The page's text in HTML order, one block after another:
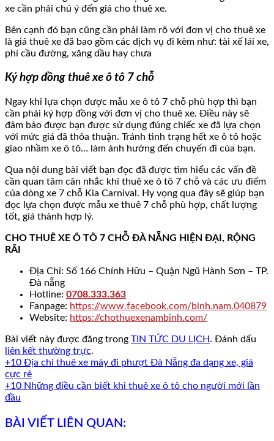
xe cần phải chú ý đến giá cho thuê xe.
Bên cạnh đó bạn cũng cần phải làm rõ với đơn vị cho thuê xe
là giá thuê xe đã bao gồm các dịch vụ đi kèm như: tài xế lái xe,
phí cầu đường, xăng dầu hay chưa
Ký hợp đồng thuê xe ô tô 7 chỗ
Ngay khi lựa chọn được mẫu xe ô tô 7 chỗ phù hợp thì bạn
cần phải ký hợp đồng với đơn vị cho thuê xe. Điều này sẽ
đảm bảo được bạn được sử dụng đúng chiếc xe đã lựa chọn
với mức giá đã thỏa thuận. Tránh tình trạng hết xe ô tô hoặc
giao nhầm xe ô tô… làm ảnh hưởng đến chuyến đi của bạn.
Qua nội dung bài viết bạn đọc đã được tìm hiểu các vấn đề
cần quan tâm cân nhắc khi thuê xe ô tô 7 chỗ và các ưu điểm
của dòng xe 7 chỗ Kia Carnival. Hy vọng qua đây sẽ giúp bạn
đọc lựa chọn được mẫu xe thuê 7 chỗ phù hợp, chất lượng
tốt, giá thành hợp lý.
CHO THUÊ XE Ô TÔ 7 CHỖ ĐÀ NẴNG HIỆN ĐẠI, RỘNG
RÃI
Địa Chỉ: Số 166 Chính Hữu – Quận Ngũ Hành Sơn – TP.
Đà nẵng
Hotline: 0708.333.363
Fanpage: https://www.facebook.com/binh.nam.040879
Website: https://chothuexenambinh.com/
Bài viết này được đăng trong TIN TỨC DU LỊCH. Đánh dấu
liên kết thường trực.
+10 Địa chỉ thuê xe máy đi phượt Đà Nẵng đa dạng xe, giá
cực rẻ
+10 Những điều cần biết khi thuê xe ô tô cho người mới lần
đầu
BÀI VIẾT LIÊN QUAN: